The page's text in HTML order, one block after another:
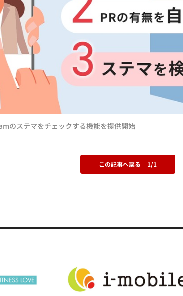
のステマをチェックする機能を提供開始
この記事へ戻る 1/1